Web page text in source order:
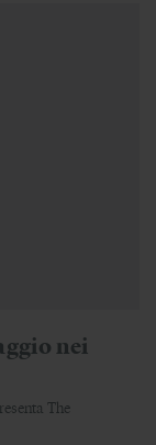
nei
The